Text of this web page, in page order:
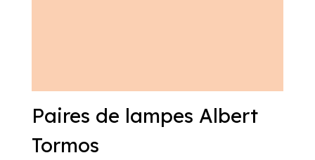
Paires de lampes Albert
Tormos